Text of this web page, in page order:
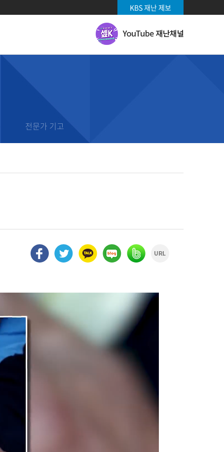
KBS 재난 제보
유
투
브
재
날씨영상
기상특보
전문가 기고
facebook twitter kakao
naver
blog
band